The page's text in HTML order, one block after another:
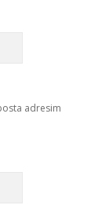
adresim